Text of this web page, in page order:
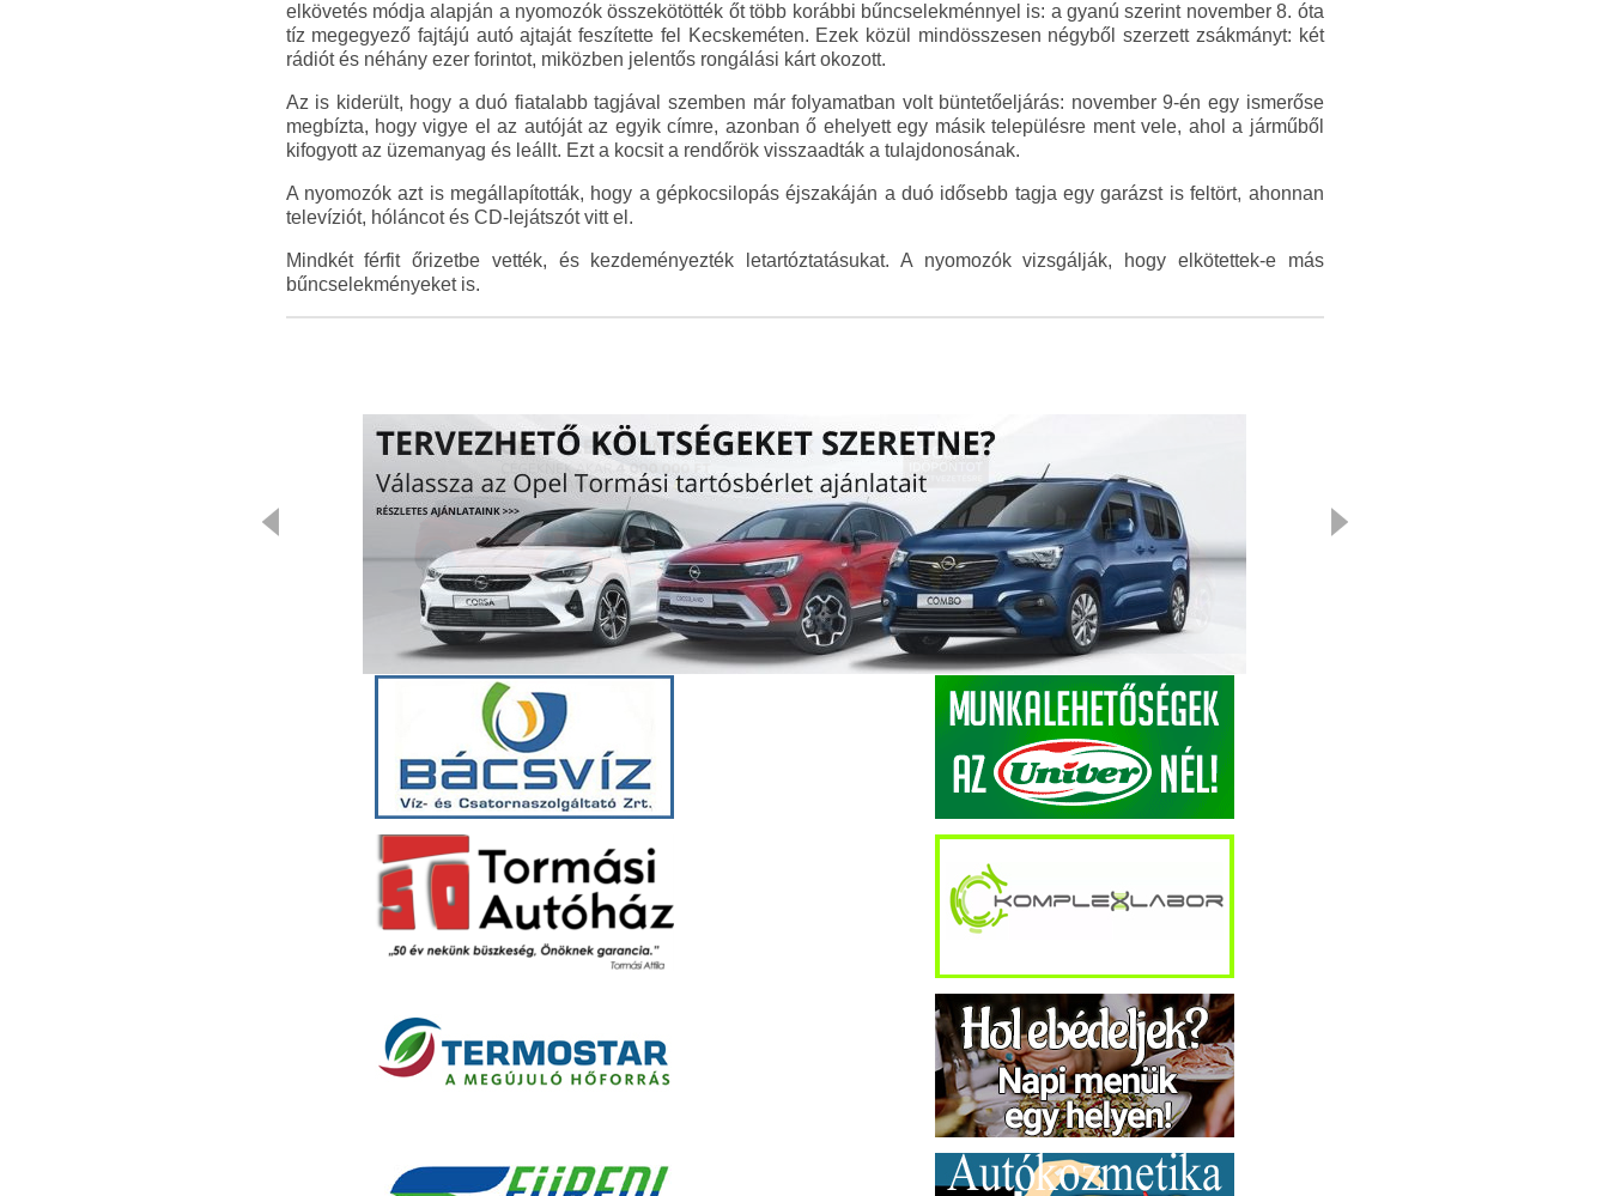
elkövetés módja alapján a nyomozók összekötötték őt több korábbi bűncselekménnyel is: a gyanú szerint november 8. óta
tíz megegyező fajtájú autó ajtaját feszítette fel Kecskeméten. Ezek közül mindösszesen négyből szerzett zsákmányt: két
rádiót és néhány ezer forintot, miközben jelentős rongálási kárt okozott.
Az is kiderült, hogy a duó fiatalabb tagjával szemben már folyamatban volt büntetőeljárás: november 9-én egy ismerőse
megbízta, hogy vigye el az autóját az egyik címre, azonban ő ehelyett egy másik településre ment vele, ahol a járműből
kifogyott az üzemanyag és leállt. Ezt a kocsit a rendőrök visszaadták a tulajdonosának.
A nyomozók azt is megállapították, hogy a gépkocsilopás éjszakáján a duó idősebb tagja egy garázst is feltört, ahonnan
televíziót, hóláncot és CD-lejátszót vitt el.
Mindkét férfit őrizetbe vették, és kezdeményezték letartóztatásukat. A nyomozók vizsgálják, hogy elkötettek-e más
bűncselekményeket is.